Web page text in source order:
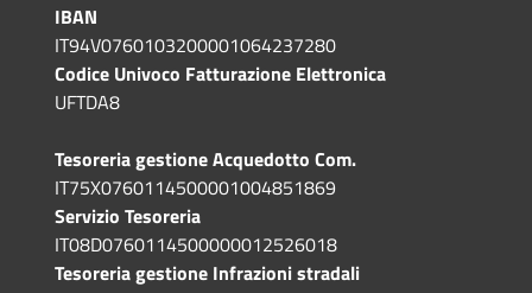
IBAN
IT94V0760103200001064237280
Codice Univoco Fatturazione Elettronica
UFTDA8
Tesoreria gestione Acquedotto Com.
IT75X0760114500001004851869
Servizio Tesoreria
IT08D0760114500000012526018
Tesoreria gestione Infrazioni stradali